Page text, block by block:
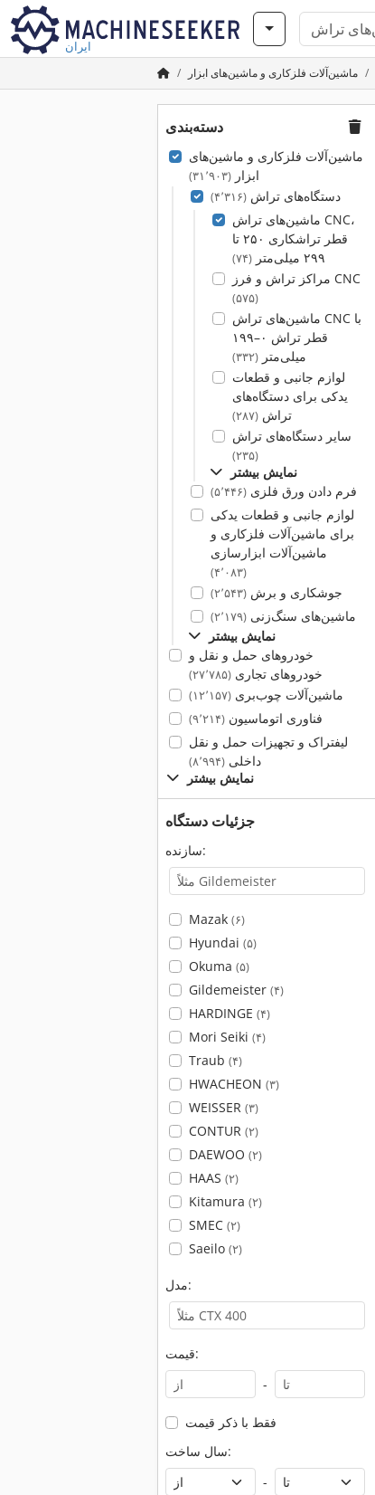
ایران
ماشین‌آلات فلزکاری و ماشین‌های ابزار
دسته‌بندی
ماشین‌آلات فلزکاری و ماشین‌های
ابزار(۳۱٬۹۰۳)
دستگاه‌های تراش(۴٬۳۱۶)
ماشین‌های تراش CNC،
قطر تراشکاری ۲۵۰ تا
۲۹۹ میلی‌متر
(۷۴)
مراکز تراش و فرز CNC
(۵۷۵)
ماشین‌های تراش CNC با
قطر تراش ۰–۱۹۹
میلی‌متر(۳۳۲)
لوازم جانبی و قطعات
یدکی برای دستگاه‌های
تراش(۲۸۷)
سایر دستگاه‌های تراش
(۲۳۵)
نمایش بیشتر
فرم دادن ورق فلزی(۵٬۴۴۶)
لوازم جانبی و قطعات یدکی
برای ماشین‌آلات فلزکاری و
ماشین‌آلات ابزارسازی
(۴٬۰۸۳)
جوشکاری و برش(۲٬۵۴۳)
ماشین‌های سنگ‌زنی(۲٬۱۷۹)
نمایش بیشتر
خودروهای حمل و نقل و
خودروهای تجاری(۲۷٬۷۸۵)
ماشین‌آلات چوب‌بری(۱۲٬۱۵۷)
فناوری اتوماسیون(۹٬۲۱۴)
لیفتراک و تجهیزات حمل و نقل
داخلی(۸٬۹۹۴)
نمایش بیشتر
جزئیات دستگاه
سازنده:
Mazak (۶)
Hyundai (۵)
Okuma (۵)
Gildemeister (۴)
HARDINGE (۴)
Mori Seiki (۴)
Traub (۴)
HWACHEON (۳)
WEISSER (۳)
CONTUR (۲)
DAEWOO (۲)
HAAS (۲)
Kitamura (۲)
SMEC (۲)
Saeilo (۲)
مدل:
قیمت:
-
فقط با ذکر قیمت
سال ساخت:
-